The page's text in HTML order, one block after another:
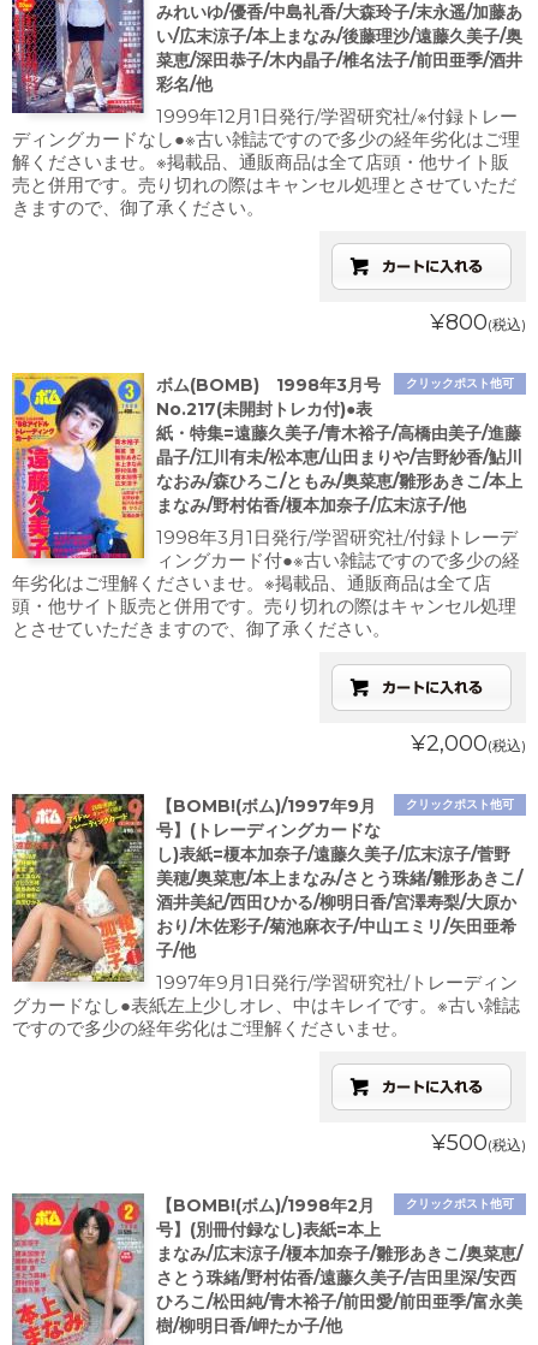
みれいゆ/優香/中島礼香/大森玲子/末永遥/加藤あ
い/広末涼子/本上まなみ/後藤理沙/遠藤久美子/奥
菜恵/深田恭子/木内晶子/椎名法子/前田亜季/酒井
彩名/他
1999年12月1日発行/学習研究社/※付録トレー
ディングカードなし●※古い雑誌ですので多少の経年劣化はご理
解くださいませ。※掲載品、通販商品は全て店頭・他サイト販
売と併用です。売り切れの際はキャンセル処理とさせていただ
きますので、御了承ください。
¥800(税込)
クリックポスト他可
ボム(BOMB) 1998年3月号
No.217(未開封トレカ付)●表
紙・特集=遠藤久美子/青木裕子/高橋由美子/進藤
晶子/江川有未/松本恵/山田まりや/吉野紗香/鮎川
なおみ/森ひろこ/ともみ/奥菜恵/雛形あきこ/本上
まなみ/野村佑香/榎本加奈子/広末涼子/他
1998年3月1日発行/学習研究社/付録トレーデ
ィングカード付●※古い雑誌ですので多少の経
年劣化はご理解くださいませ。※掲載品、通販商品は全て店
頭・他サイト販売と併用です。売り切れの際はキャンセル処理
とさせていただきますので、御了承ください。
¥2,000(税込)
クリックポスト他可
【BOMB!(ボム)/1997年9月
号】(トレーディングカードな
し)表紙=榎本加奈子/遠藤久美子/広末涼子/菅野
美穂/奥菜恵/本上まなみ/さとう珠緒/雛形あきこ/
酒井美紀/西田ひかる/柳明日香/宮澤寿梨/大原か
おり/木佐彩子/菊池麻衣子/中山エミリ/矢田亜希
子/他
1997年9月1日発行/学習研究社/トレーディン
グカードなし●表紙左上少しオレ、中はキレイです。※古い雑誌
ですので多少の経年劣化はご理解くださいませ。
¥500(税込)
クリックポスト他可
【BOMB!(ボム)/1998年2月
号】(別冊付録なし)表紙=本上
まなみ/広末涼子/榎本加奈子/雛形あきこ/奥菜恵/
さとう珠緒/野村佑香/遠藤久美子/吉田里深/安西
ひろこ/松田純/青木裕子/前田愛/前田亜季/富永美
樹/柳明日香/岬たか子/他